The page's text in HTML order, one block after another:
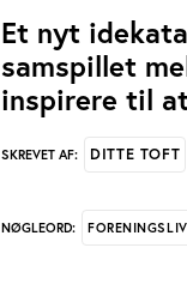
Et nyt
samspillet
inspirere til
SKREVET AF: DITTE TOFT
NØGLEORD: FORENINGSLIV